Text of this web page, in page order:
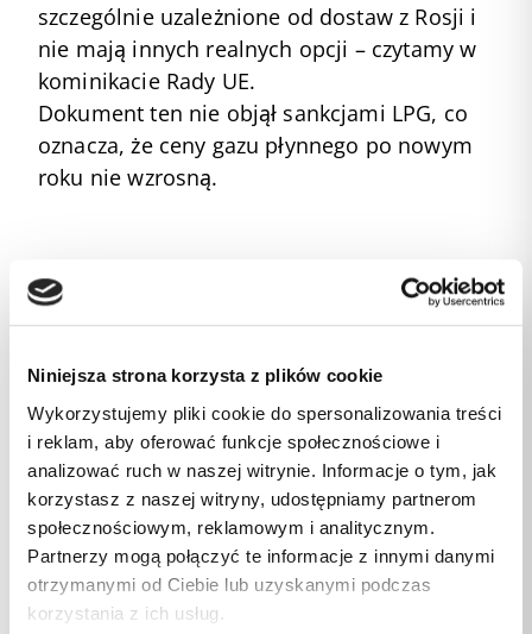
Niniejsza strona korzysta z plików cookie
Wykorzystujemy pliki cookie do spersonalizowania treści
i reklam, aby oferować funkcje społecznościowe i
analizować ruch w naszej witrynie. Informacje o tym, jak
korzystasz z naszej witryny, udostępniamy partnerom
społecznościowym, reklamowym i analitycznym.
Partnerzy mogą połączyć te informacje z innymi danymi
otrzymanymi od Ciebie lub uzyskanymi podczas
korzystania z ich usług.
szczególnie uzależnione od dostaw z Rosji i
nie mają innych realnych opcji – czytamy w
kominikacie Rady UE.
Dokument ten nie objął sankcjami LPG, co
oznacza, że ceny gazu płynnego po nowym
roku nie wzrosną.
695 219 832
DZIAŁ OBSŁUGI KLIENTA